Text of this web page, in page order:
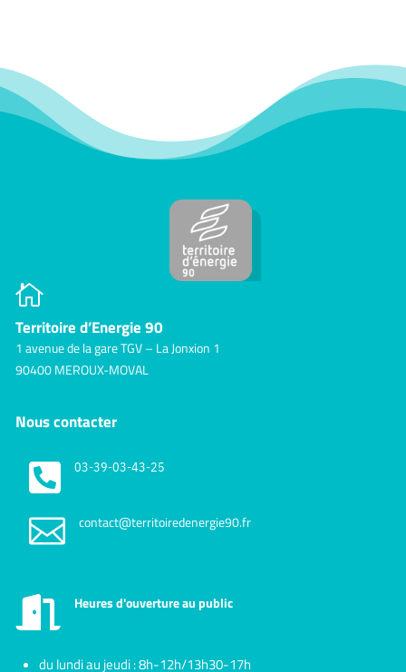

Territoire d’Energie 90
1 avenue de la gare TGV – La Jonxion 1
90400 MEROUX-MOVAL
Nous contacter
 03-39-03-43-25
 contact@territoiredenergie90.fr
 Heures d'ouverture au public
du lundi au jeudi : 8h-12h/13h30-17h